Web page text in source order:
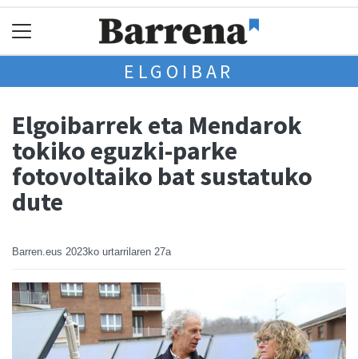
ELGOIBAR
Elgoibarrek eta Mendarok
tokiko eguzki-parke
fotovoltaiko bat sustatuko
dute
Barren.eus 2023ko urtarrilaren 27a